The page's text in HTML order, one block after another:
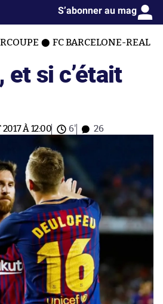
S’abonner au mag
FC BARCELONE-REAL
si c’était
À 12:00 6' 26